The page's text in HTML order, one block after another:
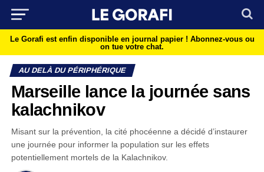
Le Gorafi est enfin disponible en journal papier ! Abonnez-vous ou
on tue votre chat.
AU DELÀ DU PÉRIPHÉRIQUE
Marseille lance la journée sans
kalachnikov
Misant sur la prévention, la cité phocéenne a décidé d’instaurer
une journée pour informer la population sur les effets
potentiellement mortels de la Kalachnikov.